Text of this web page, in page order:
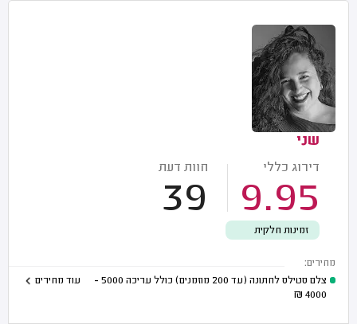
שני
דירוג כללי
9.95
חוות דעת
39
זמינות חלקית
מחירים:
צלם סטילס לחתונה (עד 200 מוזמנים) כולל עריכה
5000 -
4000
₪
עוד מחירים